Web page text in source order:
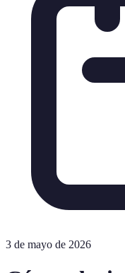
3 de mayo de 2026